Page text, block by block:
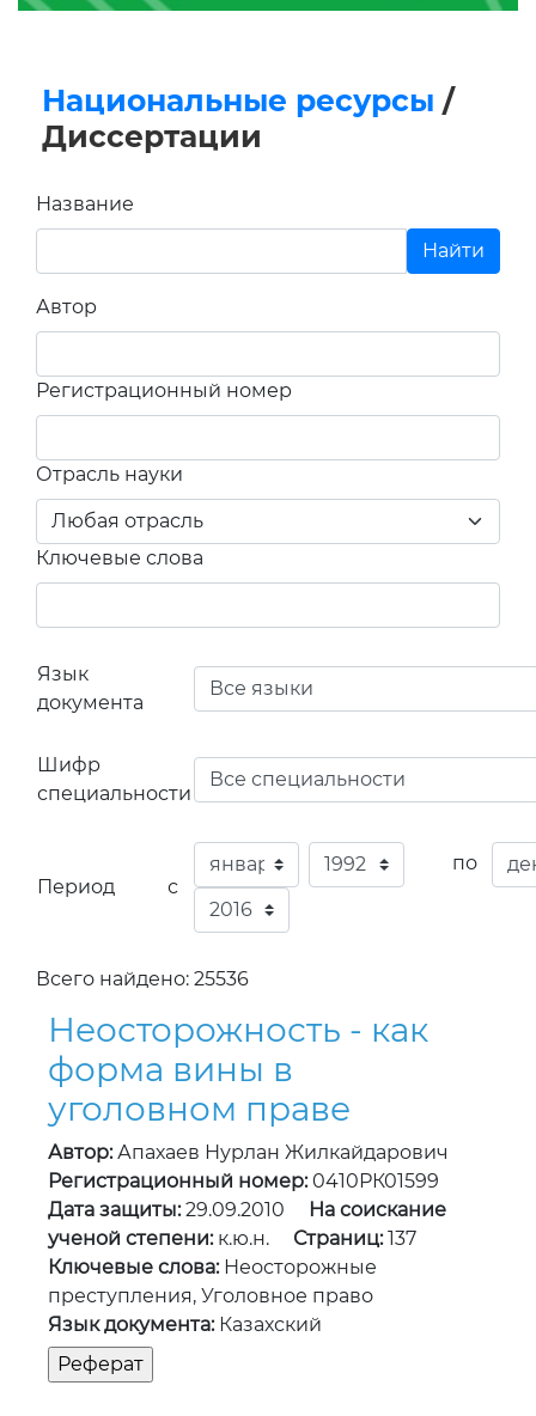
Национальные ресурсы /
Диссертации
Название
Автор
Регистрационный номер
Отрасль науки
Ключевые слова
Язык
документа
Шифр
специальности
Период с
по
Всего найдено: 25536
Неосторожность - как
форма вины в
уголовном праве
Автор:Апахаев Нурлан Жилкайдарович
Регистрационный номер:0410РК01599
Дата защиты:29.09.2010
На соискание
ученой степени:к.ю.н. Страниц:137
Ключевые слова:Неосторожные
преступления, Уголовное право
Язык документа:Казахский